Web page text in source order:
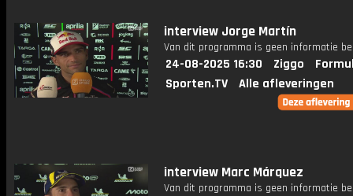
interview Jorge Martín
Van dit programma is geen informatie
24-08-2025 16:30 Ziggo
Sporten.TV
Alle afleveringen
interview Marc Márquez
Van dit programma is geen informatie